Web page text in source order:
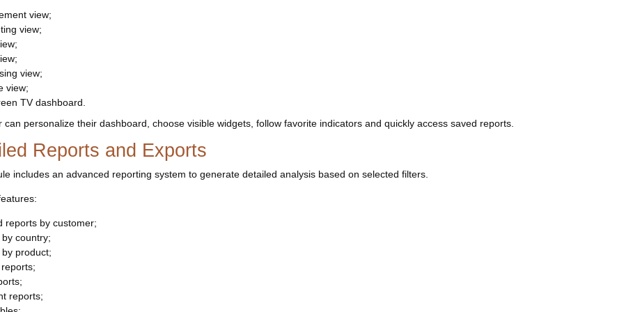
view;
view;
view;
view;
TV dashboard.
can personalize their dashboard, choose visible widgets, follow favorite indicators and quickly access saved reports.
Reports and Exports
includes an advanced reporting system to generate detailed analysis based on selected filters.
reports by customer;
country;
product;
reports;